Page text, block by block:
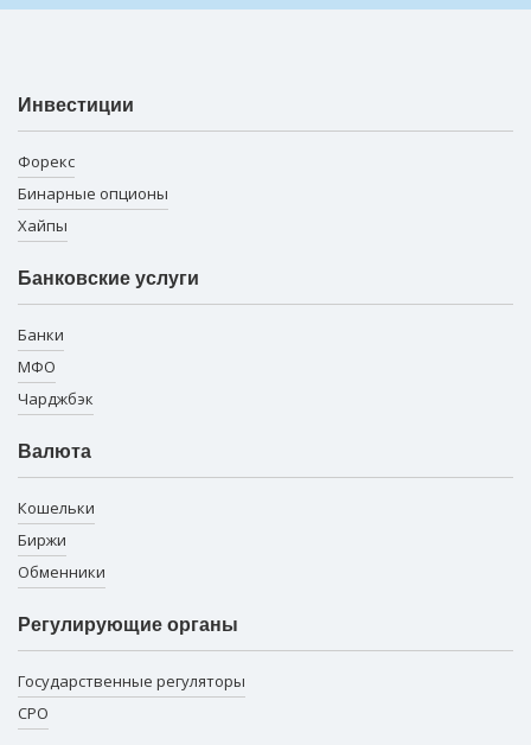
Инвестиции
Форекс
Бинарные опционы
Хайпы
Банковские услуги
Банки
МФО
Чарджбэк
Валюта
Кошельки
Биржи
Обменники
Регулирующие органы
Государственные регуляторы
СРО